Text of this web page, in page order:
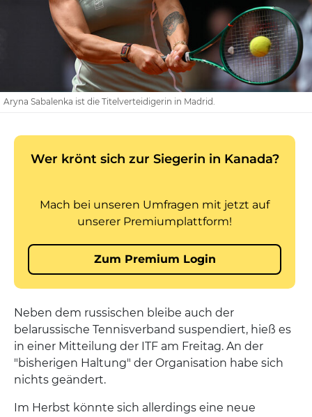
Aryna Sabalenka ist die Titelverteidigerin in Madrid.
Neben dem russischen bleibe auch der
belarussische Tennisverband suspendiert, hieß es
in einer Mitteilung der ITF am Freitag. An der
"bisherigen Haltung" der Organisation habe sich
nichts geändert.
Im Herbst könnte sich allerdings eine neue